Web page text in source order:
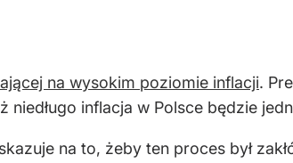
na wysokim poziomie inflacji.
inflacja w Polsce będzie
na to, żeby ten proces był